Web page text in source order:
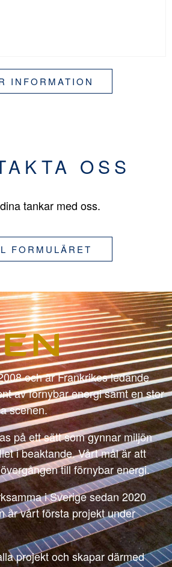
INFORMATION
OSS
tankar med oss.
FORMULÄRET
och är Frankrikes ledande
av förnybar energi samt en stor
scenen.
på ett sätt som gynnar miljön
i beaktande. Vårt mål är att
till förnybar energi.
i Sverige sedan 2020
är vårt första projekt under
projekt och skapar därmed